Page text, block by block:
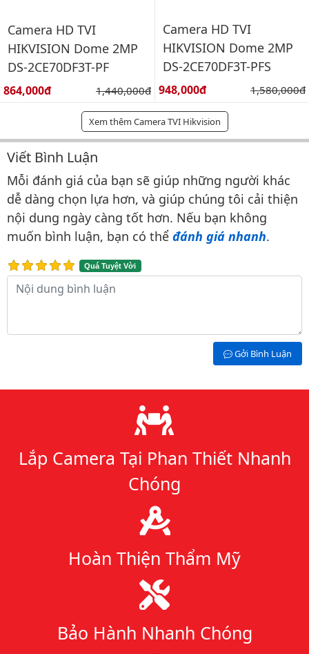
Camera HD TVI
HIKVISION Dome 2MP
DS-2CE70DF3T-PF
Giá bán:
864,000đ Giá gốc:
1,440,000đ
Camera HD TVI
HIKVISION Dome 2MP
DS-2CE70DF3T-PFS
Giá bán:
948,000đ Giá gốc:
1,580,000đ
Xem thêm Camera TVI Hikvision
Bình luận & Đánh giá
Viết Bình Luận
Mỗi đánh giá của bạn sẽ giúp những người khác
dễ dàng chọn lựa hơn, và giúp chúng tôi cải thiện
nội dung ngày càng tốt hơn. Nếu bạn không
muốn bình luận, bạn có thể đánh giá nhanh.
Quá Tuyệt Vời
Nội dung bình luận
Gởi Bình Luận
Lý do chọn chúng tôi
Lắp Camera Tại Phan Thiết Nhanh
Chóng
Hoàn Thiện Thẩm Mỹ
Bảo Hành Nhanh Chóng